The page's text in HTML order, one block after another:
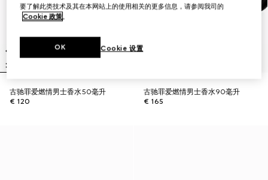
古驰罪爱燃情男士香水50毫升
€ 120
古驰罪爱燃情男士香水90毫升
€ 165
要了解此类技术及其在本网站上的使用相关的更多信息，请参阅我司的
Cookie 政策。
Cookie 设置
OK